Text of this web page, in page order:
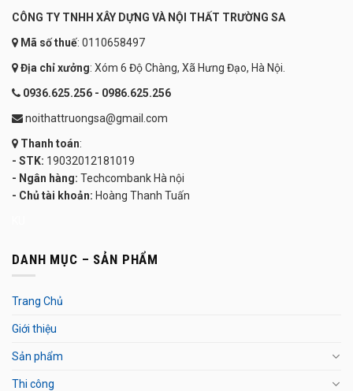
CÔNG TY TNHH XÂY DỰNG VÀ NỘI THẤT TRƯỜNG SA
Mã số thuế: 0110658497
Địa chỉ xưởng: Xóm 6 Độ Chàng, Xã Hưng Đạo, Hà Nội.
0936.625.256 - 0986.625.256
noithattruongsa@gmail.com
Thanh toán:
- STK: 19032012181019
- Ngân hàng: Techcombank Hà nội
- Chủ tài khoản: Hoàng Thanh Tuấn
DANH MỤC – SẢN PHẨM
Trang Chủ
Giới thiệu
Sản phẩm
Thi công